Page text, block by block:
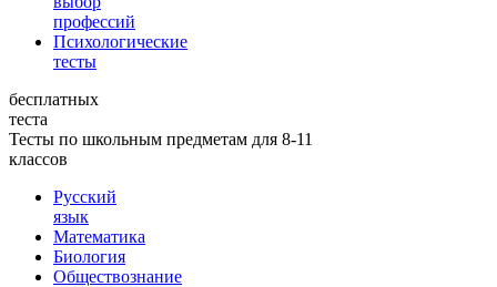
профессий
Психологические
тесты
бесплатных
теста
Тесты по школьным предметам для 8-11
классов
Русский
язык
Математика
Биология
Обществознание